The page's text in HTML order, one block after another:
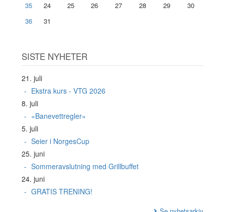
35
24 25 26 27 28 29
30
36
31
SISTE NYHETER
21. juli
Ekstra kurs - VTG 2026
8. juli
«Banevettregler»
5. juli
Seier i NorgesCup
25. juni
Sommeravslutning med Grillbuffet
24. juni
GRATIS TRENING!